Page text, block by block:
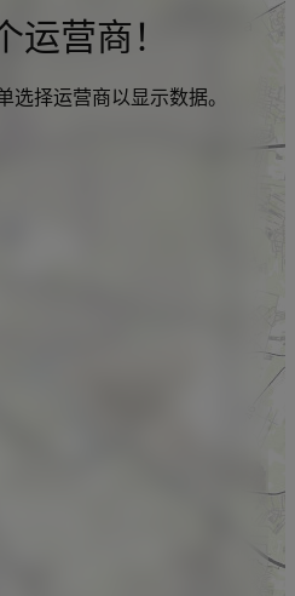
运营商！
选择运营商以显示数据。